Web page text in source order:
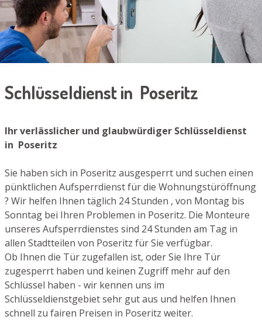
Schlüsseldienst in Poseritz
Ihr verlässlicher und glaubwürdiger Schlüsseldienst
in Poseritz
Sie haben sich in Poseritz ausgesperrt und suchen einen
pünktlichen Aufsperrdienst für die Wohnungstüröffnung
? Wir helfen Ihnen täglich 24 Stunden , von Montag bis
Sonntag bei Ihren Problemen in Poseritz. Die Monteure
unseres Aufsperrdienstes sind 24 Stunden am Tag in
allen Stadtteilen von Poseritz für Sie verfügbar.
Ob Ihnen die Tür zugefallen ist, oder Sie Ihre Tür
zugesperrt haben und keinen Zugriff mehr auf den
Schlüssel haben - wir kennen uns im
Schlüsseldienstgebiet sehr gut aus und helfen Ihnen
schnell zu fairen Preisen in Poseritz weiter.